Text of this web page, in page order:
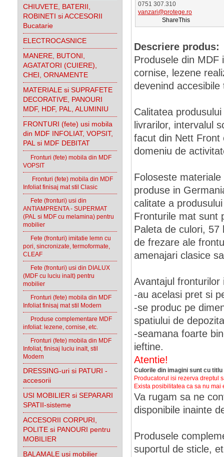
CHIUVETE, BATERII,
ROBINETI si ACCESORII
Bucatarie
ELECTROCASNICE
MANERE, BUTONI,
AGATATORI (CUIERE),
CHEI, ORNAMENTE
MATERIALE si SUPRAFETE
DECORATIVE, PANOURI
MDF, HDF, PAL, ALUMINIU
FRONTURI (fete) usi mobila
din MDF INFOLIAT, VOPSIT,
PAL si MDF DEBITAT
Fronturi (fete) mobila din MDF
VOPSIT
Fronturi (fete) mobila din MDF
Infoliat finisaj mat stil Clasic
Fete (fronturi) usi din
ANTIAMPRENTA - SUPERMAT
(PAL si MDF cu melamina) pentru
mobilier
Fete (fronturi) imitatie lemn cu
pori, sincronizate, termoformate,
CLEAF
Fete (fronturi) usi din DIALUX
(MDF cu luciu inalt) pentru
mobilier
Fronturi (fete) mobila din MDF
Infoliat finisaj mat stil Modern
Produse complementare MDF
infoliat: lezene, cornise, etc.
Fronturi (fete) mobila din MDF
Infoliat, finisaj luciu inalt, stil
Modern
DRESSING-uri si PATURI -
accesorii
USI MOBILIER si SEPARARI
SPATII-sisteme
ACCESORII CORPURI,
POLITE si PANOURI pentru
MOBILIER
BALAMALE usi mobilier
0751 307.310
vanzari@protege.ro
ShareThis
Descriere produs:
Produsele din MDF
cornise, lezene
devenind accesibile
Calitatea
livrarilor, intervalul
facut din Nett Front
domeniu de
Foloseste
produse in
calitate a
Fronturile mat sunt
Paleta de culori,
de frezare ale
amenajari clasice
Avantajul
-au acelasi pret si
-se produc pe
spatiului de
-seamana foarte
ieftine.
Atentie!
Culorile din imagini sunt cu
Producatorul isi rezerva dreptul
Exista posibilitatea ca sa nu
Va rugam sa ne
disponibile inainte
Produsele
suportul de sticle,